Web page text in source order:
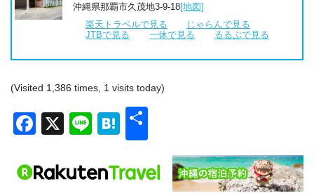
沖縄県那覇市久茂地3-9-18[地図]
楽天トラベルで見る
じゃらんで見る
JTBで見る
一休で見る るるぶで見る
(Visited 1,386 times, 1 visits today)
Facebook
X LineHatena